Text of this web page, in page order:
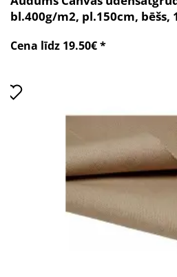
bl.400g/m2, pl.150cm, bēšs,
Cena līdz 19.50€ *